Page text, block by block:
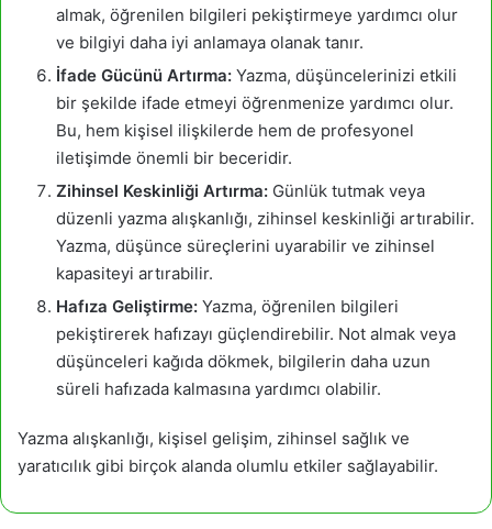
almak, öğrenilen bilgileri pekiştirmeye yardımcı olur
ve bilgiyi daha iyi anlamaya olanak tanır.
İfade Gücünü Artırma: Yazma, düşüncelerinizi etkili
bir şekilde ifade etmeyi öğrenmenize yardımcı olur.
Bu, hem kişisel ilişkilerde hem de profesyonel
iletişimde önemli bir beceridir.
Zihinsel Keskinliği Artırma: Günlük tutmak veya
düzenli yazma alışkanlığı, zihinsel keskinliği artırabilir.
Yazma, düşünce süreçlerini uyarabilir ve zihinsel
kapasiteyi artırabilir.
Hafıza Geliştirme: Yazma, öğrenilen bilgileri
pekiştirerek hafızayı güçlendirebilir. Not almak veya
düşünceleri kağıda dökmek, bilgilerin daha uzun
süreli hafızada kalmasına yardımcı olabilir.
Yazma alışkanlığı, kişisel gelişim, zihinsel sağlık ve
yaratıcılık gibi birçok alanda olumlu etkiler sağlayabilir.